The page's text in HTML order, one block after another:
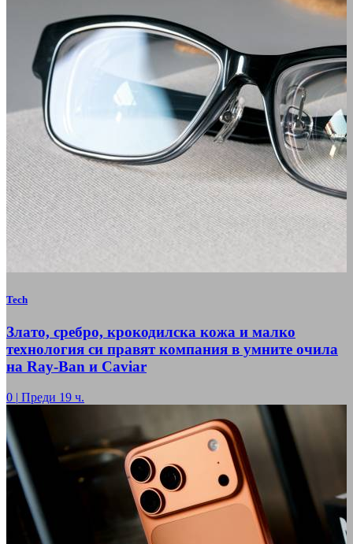
Tech
Злато, сребро, крокодилска кожа и малко
технология си правят компания в умните очила
на Ray-Ban и Caviar
0 | Преди 19 ч.